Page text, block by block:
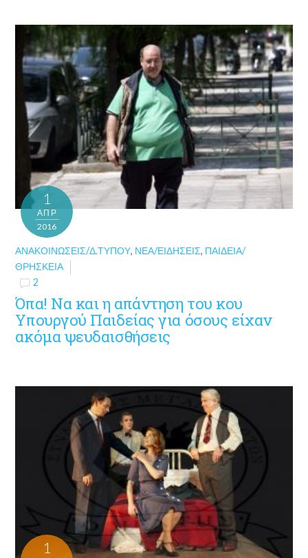
1
ΑΠΡ
2016
ΑΝΑΚΟΙΝΏΣΕΙΣ/Δ.ΤΎΠΟΥ, ΝΈΑ/ΕΙΔΉΣΕΙΣ, ΠΑΙΔΕΊΑ/
ΘΡΗΣΚΕΊΑ
2
Όπα! Να και η απάντηση του κου
Υπουργού Παιδείας για όσους είχαν
ακόμα ψευδαισθήσεις
1